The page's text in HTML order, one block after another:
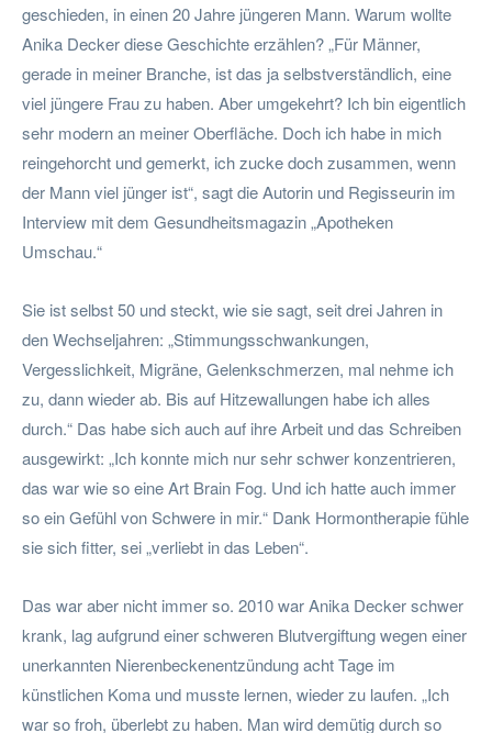
geschieden, in einen 20 Jahre jüngeren Mann. Warum wollte
Anika Decker diese Geschichte erzählen? „Für Männer,
gerade in meiner Branche, ist das ja selbstverständlich, eine
viel jüngere Frau zu haben. Aber umgekehrt? Ich bin eigentlich
sehr modern an meiner Oberfläche. Doch ich habe in mich
reingehorcht und gemerkt, ich zucke doch zusammen, wenn
der Mann viel jünger ist“, sagt die Autorin und Regisseurin im
Interview mit dem Gesundheitsmagazin „Apotheken
Umschau.“
Sie ist selbst 50 und steckt, wie sie sagt, seit drei Jahren in
den Wechseljahren: „Stimmungsschwankungen,
Vergesslichkeit, Migräne, Gelenkschmerzen, mal nehme ich
zu, dann wieder ab. Bis auf Hitzewallungen habe ich alles
durch.“ Das habe sich auch auf ihre Arbeit und das Schreiben
ausgewirkt: „Ich konnte mich nur sehr schwer konzentrieren,
das war wie so eine Art Brain Fog. Und ich hatte auch immer
so ein Gefühl von Schwere in mir.“ Dank Hormontherapie fühle
sie sich fitter, sei „verliebt in das Leben“.
Das war aber nicht immer so. 2010 war Anika Decker schwer
krank, lag aufgrund einer schweren Blutvergiftung wegen einer
unerkannten Nierenbeckenentzündung acht Tage im
künstlichen Koma und musste lernen, wieder zu laufen. „Ich
war so froh, überlebt zu haben. Man wird demütig durch so